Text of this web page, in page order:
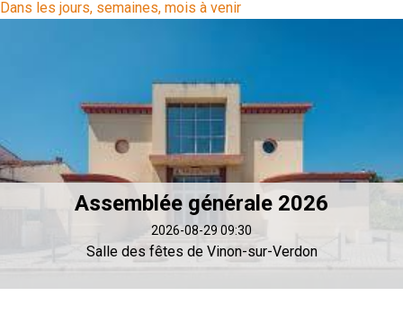
Dans les jours, semaines, mois à venir
Assemblée générale 2026
2026-08-29 09:30
Salle des fêtes de Vinon-sur-Verdon